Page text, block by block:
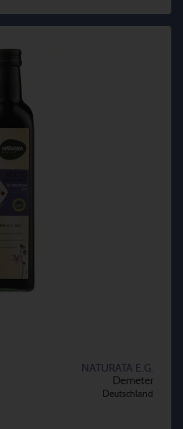
NATURATA E.G.
Demeter
Deutschland